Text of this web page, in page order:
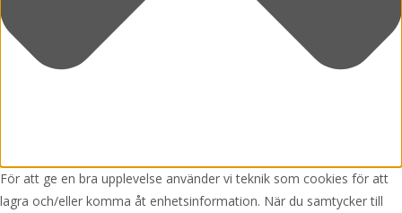
För att ge en bra upplevelse använder vi teknik som cookies för att
lagra och/eller komma åt enhetsinformation. När du samtycker till